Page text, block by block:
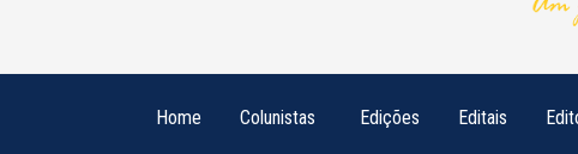
Home Colunistas Edições Editais